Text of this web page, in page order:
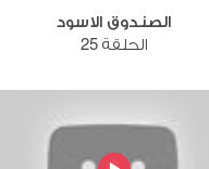
الصندوق الاسود
الحلقة 25